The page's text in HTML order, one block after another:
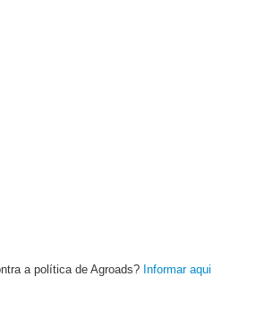
a política de Agroads? Informar aqui